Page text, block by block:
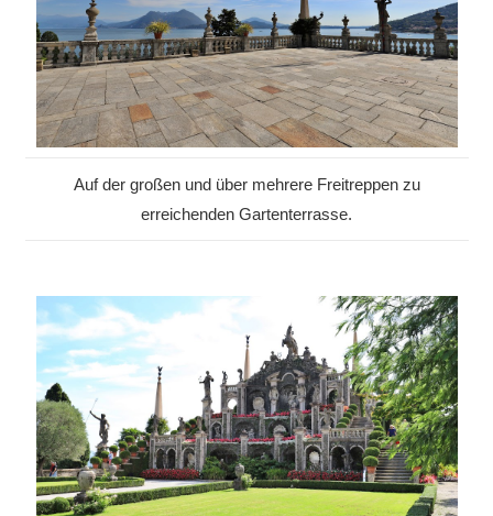
Auf der großen und über mehrere Freitreppen zu
erreichenden Gartenterrasse.